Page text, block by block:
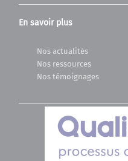
En savoir plus
Nos actualités
Nos ressources
Nos témoignages